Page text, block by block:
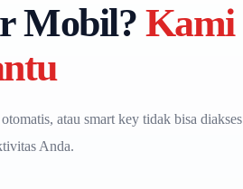
Mobil? Kami
atau smart key tidak bisa diakses
Anda.